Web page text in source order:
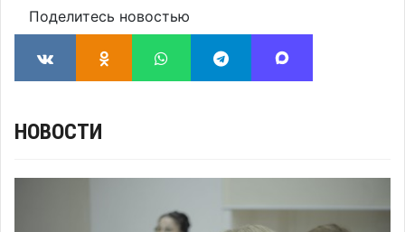
Поделитесь новостью
НОВОСТИ